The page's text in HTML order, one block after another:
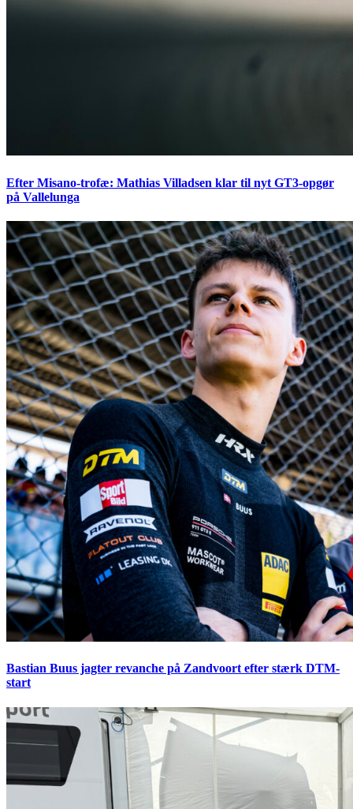
Efter Misano-trofæ: Mathias Villadsen klar til nyt GT3-opgør
på Vallelunga
Bastian Buus jagter revanche på Zandvoort efter stærk DTM-
start